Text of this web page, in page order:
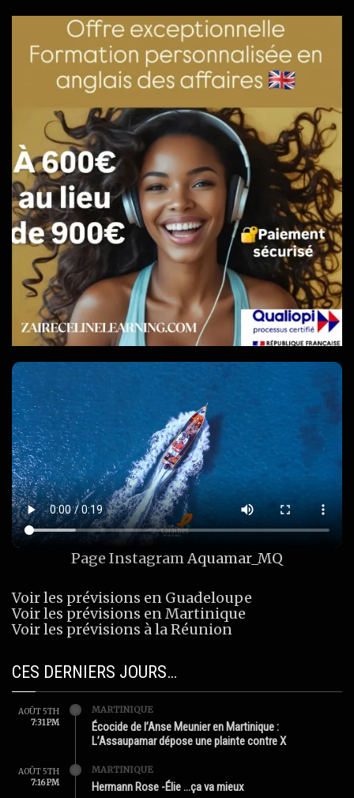
Page InstagramAquamar_MQ
Voir les prévisions en Guadeloupe
Voir les prévisions en Martinique
Voir les prévisions à la Réunion
CES DERNIERS JOURS…
AOÛT 5TH
7:31 PM
MARTINIQUE
Écocide de l’Anse Meunier en Martinique :
L’Assaupamar dépose une plainte contre X
AOÛT 5TH
7:16 PM
MARTINIQUE
Hermann Rose -Élie …ça va mieux